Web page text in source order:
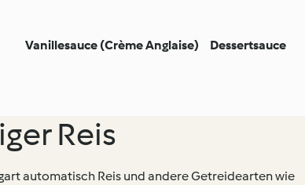
Vanillesauce (Crème Anglaise) Dessertsauce
Reis
automatisch Reis und andere Getreidearten wie